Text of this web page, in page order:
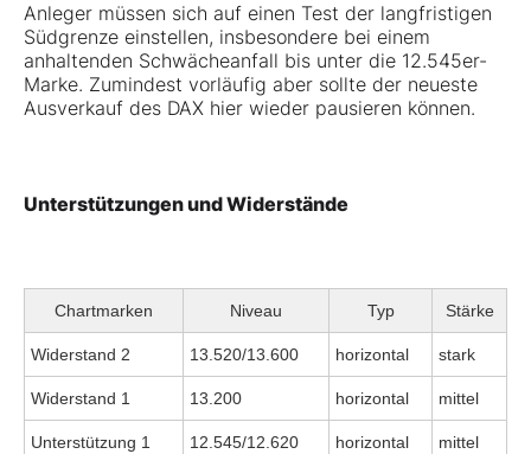
Anleger müssen sich auf einen Test der langfristigen
Südgrenze einstellen, insbesondere bei einem
anhaltenden Schwächeanfall bis unter die 12.545er-
Marke. Zumindest vorläufig aber sollte der neueste
Ausverkauf des DAX hier wieder pausieren können.
Unterstützungen und Widerstände
Chartmarken Niveau Typ Stärke
Widerstand 2 13.520/13.600 horizontal stark
Widerstand 1 13.200 horizontal mittel
Unterstützung 1 12.545/12.620 horizontal mittel